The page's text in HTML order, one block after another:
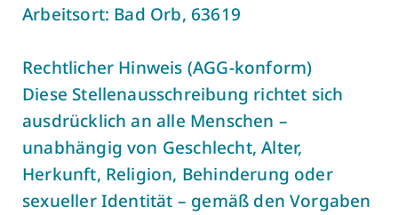
Arbeitsort: Bad Orb, 63619
Rechtlicher Hinweis (AGG-konform)
Diese Stellenausschreibung richtet sich
ausdrücklich an alle Menschen –
unabhängig von Geschlecht, Alter,
Herkunft, Religion, Behinderung oder
sexueller Identität – gemäß den Vorgaben